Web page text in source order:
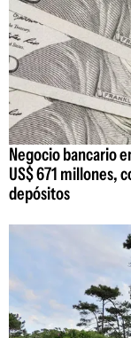
Negocio bancario
US$ 671 millones,
depósitos